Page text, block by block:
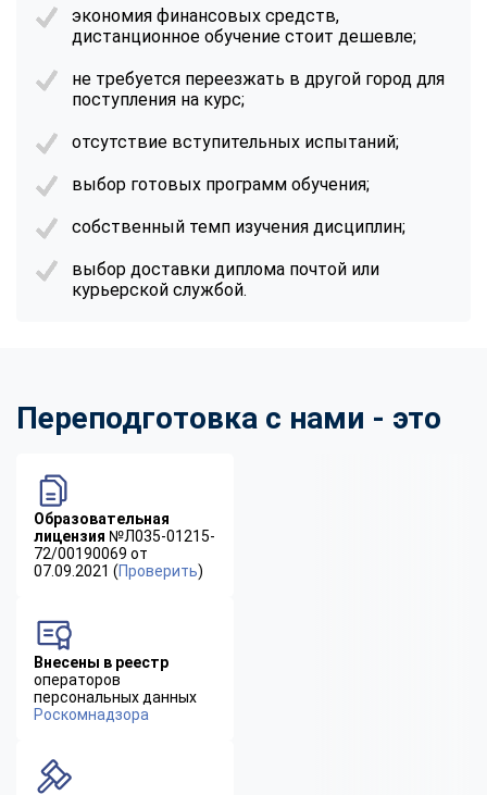
экономия финансовых средств,
дистанционное обучение стоит дешевле;
не требуется переезжать в другой город для
поступления на курс;
отсутствие вступительных испытаний;
выбор готовых программ обучения;
собственный темп изучения дисциплин;
выбор доставки диплома почтой или
курьерской службой.
Переподготовка с нами - это
Образовательная
лицензия №Л035-01215-
72/00190069 от
07.09.2021 (Проверить)
Внесены в реестр
операторов
персональных данных
Роскомнадзора